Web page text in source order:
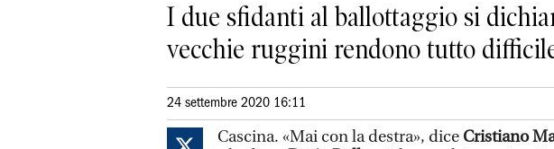
I due sfidanti al ballottaggio si
vecchie ruggini rendono tutto
24 settembre 2020 16:11
Cascina. «Mai con la destra», dice Cristiano